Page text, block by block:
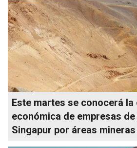
Este martes se conocerá
económica de empresas de
Singapur por áreas